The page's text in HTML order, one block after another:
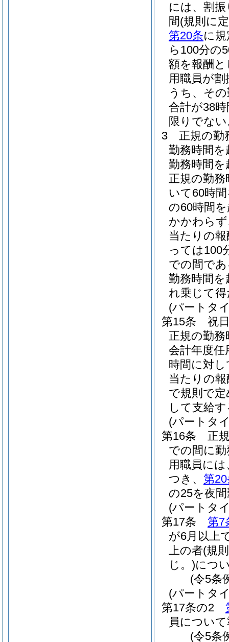
には、割
間(規則に
第20条に
ら100分の
額を報酬
用職員が
うち、そ
合計が38
限りでな
3
正規の勤
勤務時間
勤務時間
正規の勤
いて60時
の60時間
かかわら
当たりの
っては100
での間で
勤務時間
れ乗じて
(パートタ
第15条
祝
正規の勤
会計年度
時間に対
当たりの
で規則で
して支給
(パートタ
第16条
正
での間に
用職員に
つき、 第
の25を夜
(パートタ
第17条
第7
が6月以上
上の者(規
じ。)につ
(令5条
(パートタ
第17条の2
員につい
(令5条